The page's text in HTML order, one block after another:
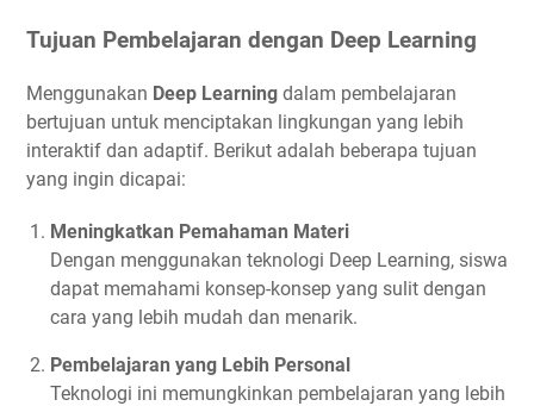
Tujuan Pembelajaran dengan Deep Learning
Menggunakan Deep Learning dalam pembelajaran
bertujuan untuk menciptakan lingkungan yang lebih
interaktif dan adaptif. Berikut adalah beberapa tujuan
yang ingin dicapai:
Meningkatkan Pemahaman Materi
Dengan menggunakan teknologi Deep Learning, siswa
dapat memahami konsep-konsep yang sulit dengan
cara yang lebih mudah dan menarik.
Pembelajaran yang Lebih Personal
Teknologi ini memungkinkan pembelajaran yang lebih